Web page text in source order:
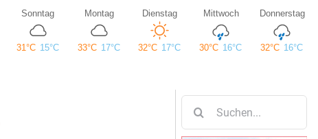
nach: